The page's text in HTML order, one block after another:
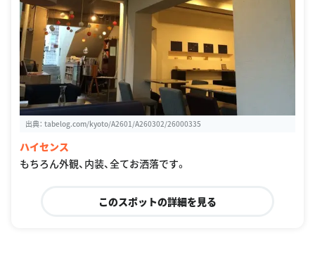
出典： tabelog.com/kyoto/A2601/A260302/26000335
ハイセンス
もちろん外観、内装、全てお洒落です。
このスポットの詳細を見る